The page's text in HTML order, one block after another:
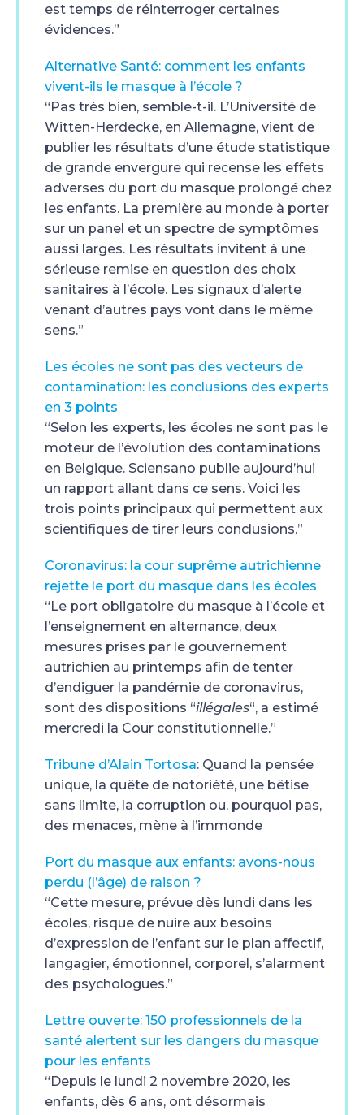
est temps de réinterroger certaines
évidences.”
Alternative Santé: comment les enfants
vivent-ils le masque à l’école ?
“Pas très bien, semble-t-il. L’Université de
Witten-Herdecke, en Allemagne, vient de
publier les résultats d’une étude statistique
de grande envergure qui recense les effets
adverses du port du masque prolongé chez
les enfants. La première au monde à porter
sur un panel et un spectre de symptômes
aussi larges. Les résultats invitent à une
sérieuse remise en question des choix
sanitaires à l’école. Les signaux d’alerte
venant d’autres pays vont dans le même
sens.”
Les écoles ne sont pas des vecteurs de
contamination: les conclusions des experts
en 3 points
“Selon les experts, les écoles ne sont pas le
moteur de l’évolution des contaminations
en Belgique. Sciensano publie aujourd’hui
un rapport allant dans ce sens. Voici les
trois points principaux qui permettent aux
scientifiques de tirer leurs conclusions.”
Coronavirus: la cour suprême autrichienne
rejette le port du masque dans les écoles
“Le port obligatoire du masque à l’école et
l’enseignement en alternance, deux
mesures prises par le gouvernement
autrichien au printemps afin de tenter
d’endiguer la pandémie de coronavirus,
sont des dispositions “illégales“, a estimé
mercredi la Cour constitutionnelle.”
Tribune d’Alain Tortosa: Quand la pensée
unique, la quête de notoriété, une bêtise
sans limite, la corruption ou, pourquoi pas,
des menaces, mène à l’immonde
Port du masque aux enfants: avons-nous
perdu (l’âge) de raison ?
“Cette mesure, prévue dès lundi dans les
écoles, risque de nuire aux besoins
d’expression de l’enfant sur le plan affectif,
langagier, émotionnel, corporel, s’alarment
des psychologues.”
Lettre ouverte: 150 professionnels de la
santé alertent sur les dangers du masque
pour les enfants
“Depuis le lundi 2 novembre 2020, les
enfants, dès 6 ans, ont désormais